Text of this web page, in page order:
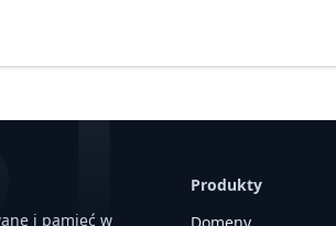
i pamięć w
Produkty